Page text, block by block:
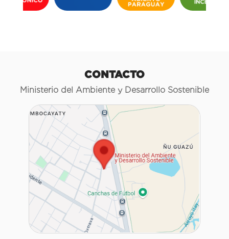
CONTACTO
Ministerio del Ambiente y Desarrollo Sostenible